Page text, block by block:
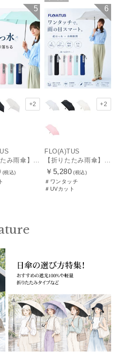
5
+2
【折りたたみ雨傘】フロータス（FLO(A)TUS）プレーン55 超撥水傘 晴雨兼用 UV対応
(税込)
6
+2
FLO(A)TUS
【折りたたみ雨傘】フロータス（FLO(A)TUS）プレーン60 超撥水傘 晴雨兼用 UV対応 自動開閉 大きめ
￥5,280 (税込)
＃ワンタッチ
＃UVカット